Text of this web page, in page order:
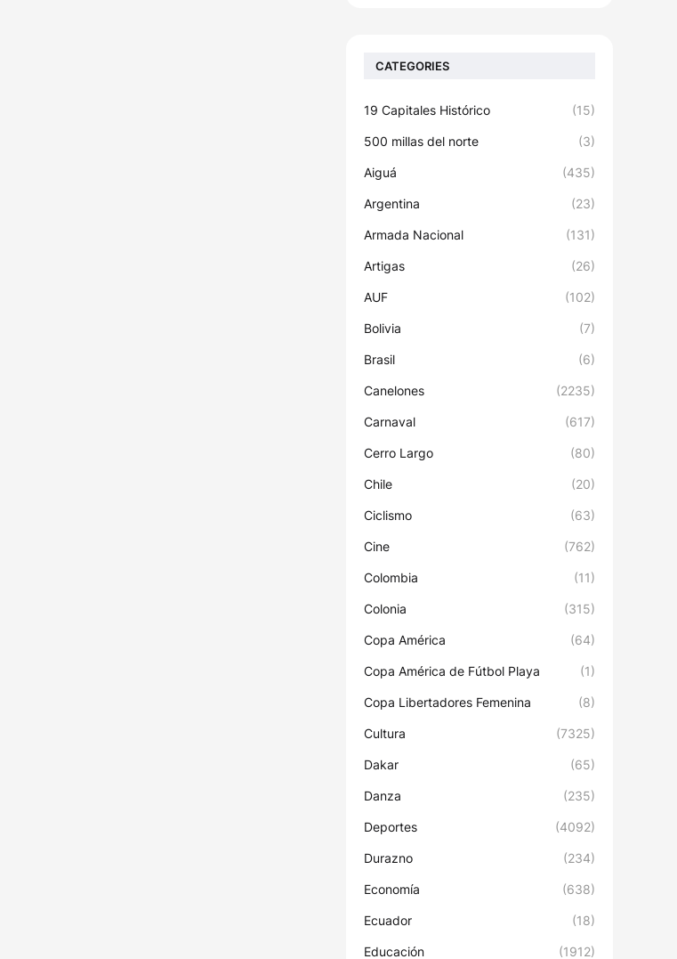
CATEGORIES
19 Capitales Histórico (15)
500 millas del norte (3)
Aiguá (435)
Argentina (23)
Armada Nacional (131)
Artigas (26)
AUF (102)
Bolivia (7)
Brasil (6)
Canelones (2235)
Carnaval (617)
Cerro Largo (80)
Chile (20)
Ciclismo (63)
Cine (762)
Colombia (11)
Colonia (315)
Copa América (64)
Copa América de Fútbol Playa (1)
Copa Libertadores Femenina (8)
Cultura (7325)
Dakar (65)
Danza (235)
Deportes (4092)
Durazno (234)
Economía (638)
Ecuador (18)
Educación (1912)